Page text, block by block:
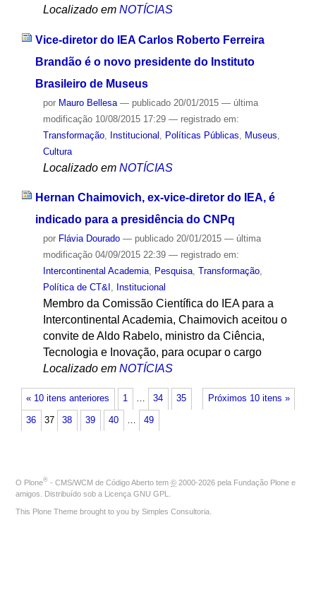
Localizado em NOTÍCIAS
Vice-diretor do IEA Carlos Roberto Ferreira
Brandão é o novo presidente do Instituto
Brasileiro de Museus
por Mauro Bellesa — publicado20/01/2015 — última
modificação10/08/2015 17:29 — registrado em:
Transformação, Institucional Políticas Públicas Museus
Cultura
Localizado em NOTÍCIAS
Hernan Chaimovich, ex-vice-diretor do IEA, é
indicado para a presidência do CNPq
por Flávia Dourado — publicado20/01/2015 — última
modificação04/09/2015 22:39 — registrado em:
Intercontinental Academia, Pesquisa, Transformação,
Política de CT&I , Institucional
Membro da Comissão Científica do IEA para a
Intercontinental Academia, Chaimovich aceitou o
convite de Aldo Rabelo, ministro da Ciência,
Tecnologia e Inovação, para ocupar o cargo
Localizado em NOTÍCIAS
« 10 itens anteriores Próximos 10 itens »
1 … 34 35
36 37 38 39 40 … 49
O Plone® - CMS/WCM de Código Aberto tem © 2000-2026 pela Fundação Plone e
amigos. Distribuído sob a Licença GNU GPL
This Plone Theme brought to you by Simples Consultoria